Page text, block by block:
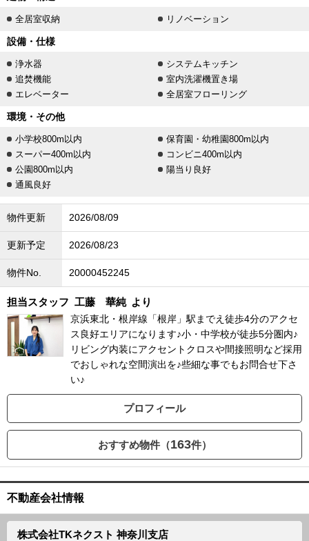
全居室収納 リノベーション
設備・仕様
浄水器
システムキッチン
追焚機能
室内洗濯機置き場
エレベーター
全居室フローリング
環境・その他
小学校800m以内
保育園・幼稚園800m以内
スーパー400m以内
コンビニ400m以内
公園800m以内
陽当り良好
通風良好
物件更新 2026/08/09
更新予定 2026/08/23
物件No. 20000452245
担当スタッフ 工藤 華純 より
京浜東北・根岸線「根岸」駅までえ徒歩4分のアクセ
ス良好エリアになります♪小・中学校が徒歩5分圏内♪
リビング内装にアクセントクロスや間接照明など採用
でおしゃれな空間演出を♪些細な事でもお問合せ下さ
い♪
プロフィール
おすすめ物件（163件）
不動産会社情報
株式会社TKネクスト 神奈川支店